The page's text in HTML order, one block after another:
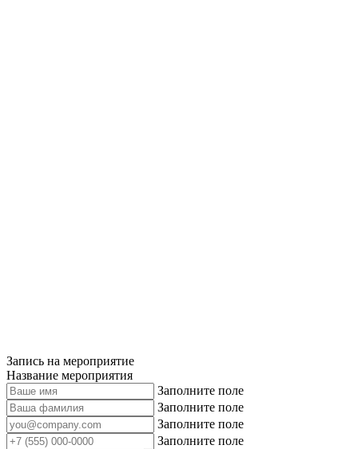
Запись на мероприятие
Название мероприятия
Заполните поле
Заполните поле
Заполните поле
Заполните поле